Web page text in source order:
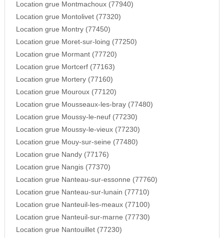
Location grue Montmachoux (77940)
Location grue Montolivet (77320)
Location grue Montry (77450)
Location grue Moret-sur-loing (77250)
Location grue Mormant (77720)
Location grue Mortcerf (77163)
Location grue Mortery (77160)
Location grue Mouroux (77120)
Location grue Mousseaux-les-bray (77480)
Location grue Moussy-le-neuf (77230)
Location grue Moussy-le-vieux (77230)
Location grue Mouy-sur-seine (77480)
Location grue Nandy (77176)
Location grue Nangis (77370)
Location grue Nanteau-sur-essonne (77760)
Location grue Nanteau-sur-lunain (77710)
Location grue Nanteuil-les-meaux (77100)
Location grue Nanteuil-sur-marne (77730)
Location grue Nantouillet (77230)